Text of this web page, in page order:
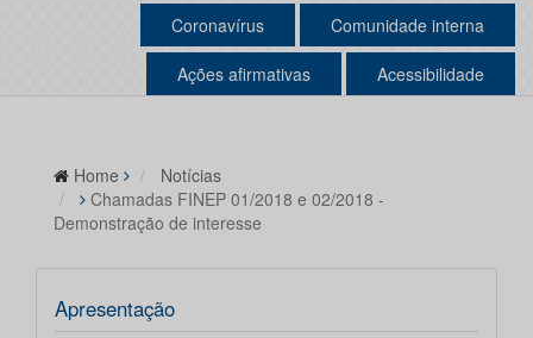
Coronavírus Comunidade interna
Ações afirmativas Acessibilidade
Home
Notícias
Chamadas FINEP 01/2018 e 02/2018 -
Demonstração de interesse
Apresentação